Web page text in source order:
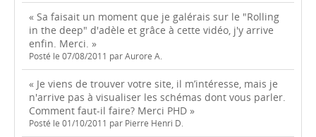
« Sa faisait un moment que je galérais sur le "Rolling
in the deep" d'adèle et grâce à cette vidéo, j'y arrive
enfin. Merci. »
Posté le 07/08/2011 par Aurore A.
« Je viens de trouver votre site, il m’intéresse, mais je
n'arrive pas à visualiser les schémas dont vous parler.
Comment faut-il faire? Merci PHD »
Posté le 01/10/2011 par Pierre Henri D.